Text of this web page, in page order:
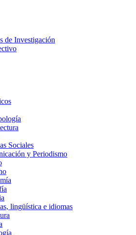
de Investigación
Sociales
y Periodismo
lingüística e idiomas